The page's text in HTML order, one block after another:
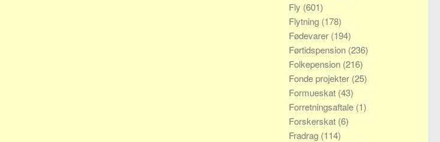
Fly (601)
Flytning (178)
Fødevarer (194)
Førtidspension (236)
Folkepension (216)
Fonde projekter (25)
Formueskat (43)
Forretningsaftale (1)
Forskerskat (6)
Fradrag (114)